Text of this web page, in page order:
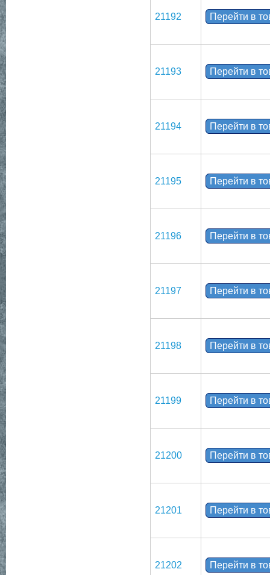
21192 Перейти в
21193 Перейти в
21194 Перейти в
21195 Перейти в
21196 Перейти в
21197 Перейти в
21198 Перейти в
21199 Перейти в
21200 Перейти в
21201 Перейти в
21202 Перейти в